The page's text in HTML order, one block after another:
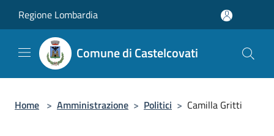
Regione Lombardia
Comune di Castelcovati
Home > Amministrazione > Politici > Camilla Gritti